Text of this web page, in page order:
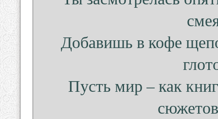
Добавишь в кофе
Пусть мир – как